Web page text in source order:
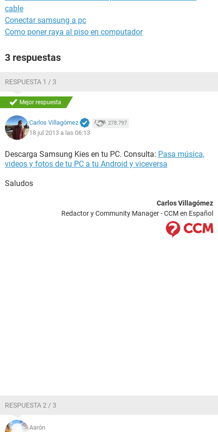
cable
Conectar samsung a pc
Como poner raya al piso en computador
3 respuestas
RESPUESTA 1 / 3
Mejor respuesta
Carlos Villagómez 278.797
18 jul 2013 a las 06:13
Descarga Samsung Kies en tu PC. Consulta: Pasa música,
videos y fotos de tu PC a tu Android y viceversa
Saludos
Carlos Villagómez
Redactor y Community Manager - CCM en Español
RESPUESTA 2 / 3
Aarón